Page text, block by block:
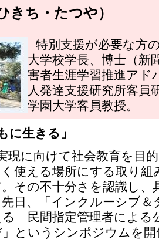
きち・たつや）
特別支援が必要な方
大学校学長、博士（新
害者生涯学習推進アド
人発達支援研究所客員
学園大学客員教授。
生きる」
現に向けて社会教育を目
使える場所にする取り
その不十分さを認識し、
日、「インクルーシブ
民間指定管理者による
というシンポジウムを